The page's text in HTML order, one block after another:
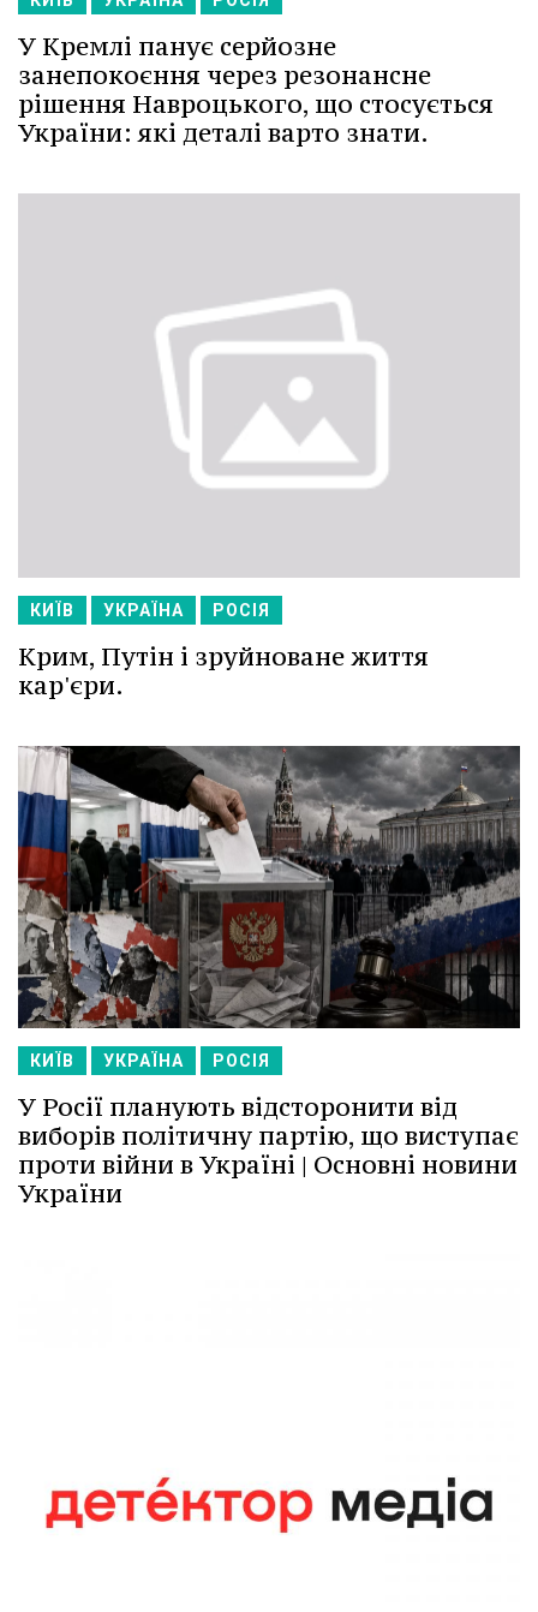
У Кремлі панує серйозне
занепокоєння через резонансне
рішення Навроцького, що стосується
України: які деталі варто знати.
КИЇВ УКРАЇНА РОСІЯ
Крим, Путін і зруйноване життя
кар'єри.
КИЇВ УКРАЇНА РОСІЯ
У Росії планують відсторонити від
виборів політичну партію, що виступає
проти війни в Україні | Основні новини
України